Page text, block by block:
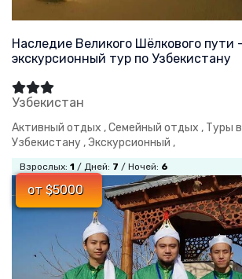
Наследие Великого Шёлкового пути
экскурсионный тур по Узбекистану
Узбекистан
Активный отдых ,Семейный отдых , Туры
Узбекистану ,Экскурсионный ,
Взрослых: 1 / Дней: 7 / Ночей: 6
от $5000